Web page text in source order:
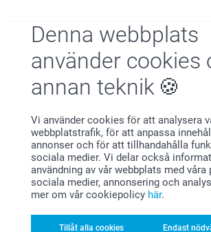
Denna webbplats
använder cookies
annan teknik
Vi använder cookies för att analysera
webbplatstrafik, för att anpassa
annonser och för att tillhandahålla
sociala medier. Vi delar också
användning av vår webbplats med våra
sociala medier, annonsering och
mer om vår cookiepolicy här.
Tillåt alla cookies Endast
Letar du efter
Förstklassig